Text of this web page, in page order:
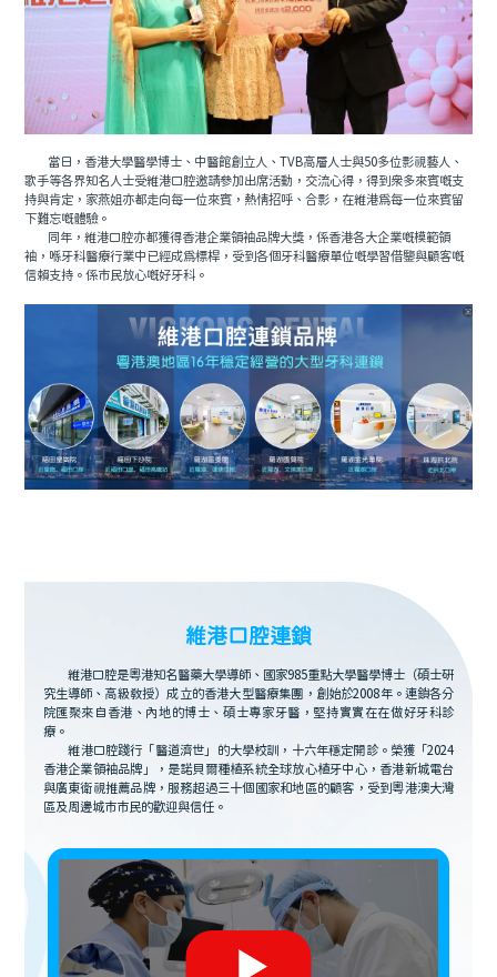
當日，香港大學醫學博士、中醫館創立人、TVB高層人士與50多位影視藝人、
歌手等各界知名人士受維港口腔邀請參加出席活動，交流心得，得到眾多來賓嘅支
持與肯定，家燕姐亦都走向每一位來賓，熱情招呼、合影，在維港為每一位來賓留
下難忘嘅體驗。
同年，維港口腔亦都獲得香港企業領袖品牌大獎，係香港各大企業嘅模範領
袖，喺牙科醫療行業中已經成為標桿，受到各個牙科醫療單位嘅學習借鑒與顧客嘅
信賴支持。係市民放心嘅好牙科。
維港口腔連鎖
維港口腔是粵港知名醫藥大學導師、國家985重點大學醫學博士（碩士研
究生導師、高級教授）成立的香港大型醫療集團，創始於2008年。連鎖各分
院匯聚來自香港、內地的博士、碩士專家牙醫，堅持實實在在做好牙科診
療。
維港口腔踐行「醫道濟世」的大學校訓，十六年穩定開診。榮獲「2024
香港企業領袖品牌」，是諾貝爾種植系統全球放心植牙中心，香港新城電台
與廣東衛視推薦品牌，服務超過三十個國家和地區的顧客，受到粵港澳大灣
區及周邊城市市民的歡迎與信任。